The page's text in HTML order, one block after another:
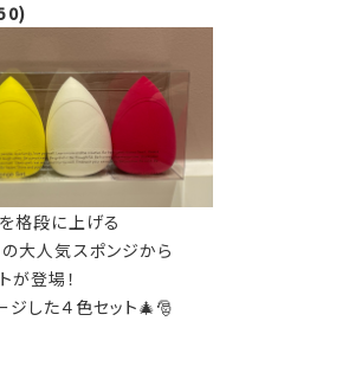
格段に上げる
大人気スポンジから
が登場！
した４色セット🎄🎅